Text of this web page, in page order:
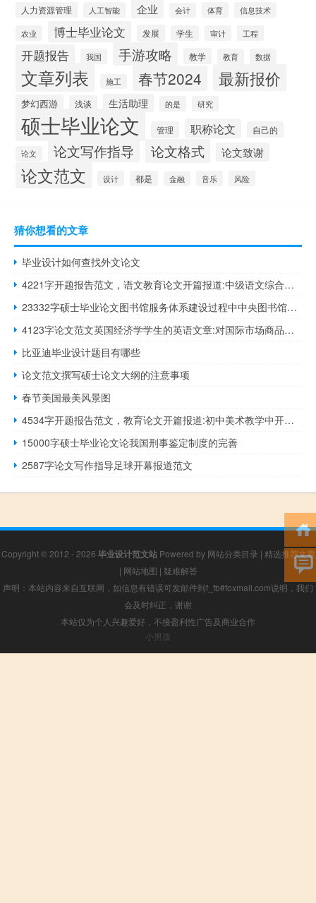
人力资源管理
人工智能 企业 会计 体育 信息技术
农业 博士毕业论文 发展 学生 审计 工程
开题报告 我国 手游攻略 教学 教育 数据
文章列表 施工 春节2024 最新报价
梦幻西游 浅谈 生活助理 的是 研究
硕士毕业论文 管理 职称论文 自己的
论文 论文写作指导 论文格式 论文致谢
论文范文 设计 都是 金融 音乐 风险
猜你想看的文章
毕业设计如何查找外文论文
4221字开题报告范文，语文教育论文开篇报道:中级语文综合课程教学设计——以中国“我学”大方为例
23332字硕士毕业论文图书馆服务体系建设过程中中央图书馆和分馆系统的研究与探索
4123字论文范文英国经济学学生的英语文章:对国际市场商品价格的评论
比亚迪毕业设计题目有哪些
论文范文撰写硕士论文大纲的注意事项
春节美国最美风景图
4534字开题报告范文，教育论文开篇报道:初中美术教学中开展研究性学习——以苏州古城参观为例
15000字硕士毕业论文论我国刑事鉴定制度的完善
2587字论文写作指导足球开幕报道范文
Copyright © 2012 - 2026 毕业设计范文站Powered by 网站分类目录 | 精选推荐文章
| 网站地图 | 疑难解答
声明：本站内容来自互联网，如信息有错误可发邮件到f_fb#foxmail.com说明，我们
会及时纠正，谢谢
本站仅为个人兴趣爱好，不接盈利性广告及商业合作
小男孩